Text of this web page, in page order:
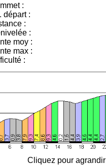
:
départ :
:
:
moy:
max :
:
Cliquez pour agrandir